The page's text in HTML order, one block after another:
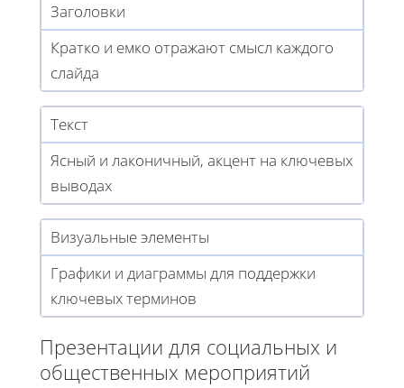
Заголовки
Кратко и емко отражают смысл каждого
слайда
Текст
Ясный и лаконичный, акцент на ключевых
выводах
Визуальные элементы
Графики и диаграммы для поддержки
ключевых терминов
Презентации для социальных и
общественных мероприятий